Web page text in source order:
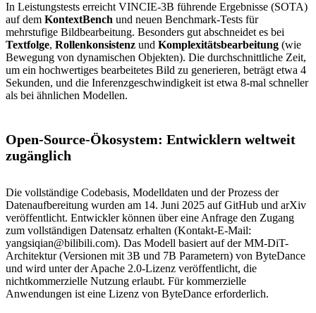
In Leistungstests erreicht VINCIE-3B führende Ergebnisse (SOTA)
auf dem KontextBench und neuen Benchmark-Tests für
mehrstufige Bildbearbeitung. Besonders gut abschneidet es bei
Textfolge, Rollenkonsistenz und Komplexitätsbearbeitung (wie
Bewegung von dynamischen Objekten). Die durchschnittliche Zeit,
um ein hochwertiges bearbeitetes Bild zu generieren, beträgt etwa 4
Sekunden, und die Inferenzgeschwindigkeit ist etwa 8-mal schneller
als bei ähnlichen Modellen.
Open-Source-Ökosystem: Entwicklern weltweit
zugänglich
Die vollständige Codebasis, Modelldaten und der Prozess der
Datenaufbereitung wurden am 14. Juni 2025 auf GitHub und arXiv
veröffentlicht. Entwickler können über eine Anfrage den Zugang
zum vollständigen Datensatz erhalten (Kontakt-E-Mail:
yangsiqian@bilibili.com). Das Modell basiert auf der MM-DiT-
Architektur (Versionen mit 3B und 7B Parametern) von ByteDance
und wird unter der Apache 2.0-Lizenz veröffentlicht, die
nichtkommerzielle Nutzung erlaubt. Für kommerzielle
Anwendungen ist eine Lizenz von ByteDance erforderlich.